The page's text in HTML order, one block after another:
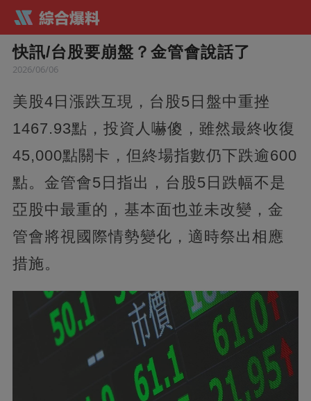
快訊/台股要崩盤？金管會說話了
2026/06/06
美股4日漲跌互現，台股5日盤中重挫
1467.93點，投資人嚇傻，雖然最終收復
45,000點關卡，但終場指數仍下跌逾600
點。金管會5日指出，台股5日跌幅不是
亞股中最重的，基本面也並未改變，金
管會將視國際情勢變化，適時祭出相應
措施。